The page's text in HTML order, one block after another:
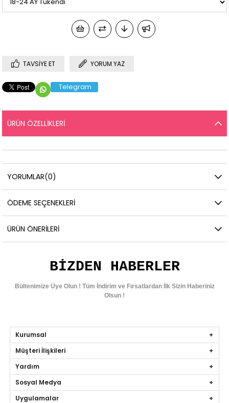
TAVSIYE ET YORUM YAZ
Telegram
ÜRÜN ÖZELLIKLERI
YORUMLAR(0)
ÖDEME SEÇENEKLERI
ÜRÜN ÖNERILERI
BIZDEN HABERLER
Bültenimize Üye Olun ! Tüm İndirim ve Fırsatlardan İlk Sizin Haberiniz
Olsun !
Kurumsal
Müşteri İlişkileri
Yardım
Sosyal Medya
Uygulamalar